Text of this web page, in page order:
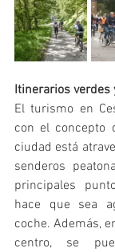
Itinerarios
El turismo en
con el concepto
ciudad está
senderos
principales
hace que sea
coche. Además,
centro, se